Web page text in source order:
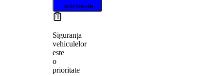
potrivește
Siguranța
vehiculelor
este
o
prioritate